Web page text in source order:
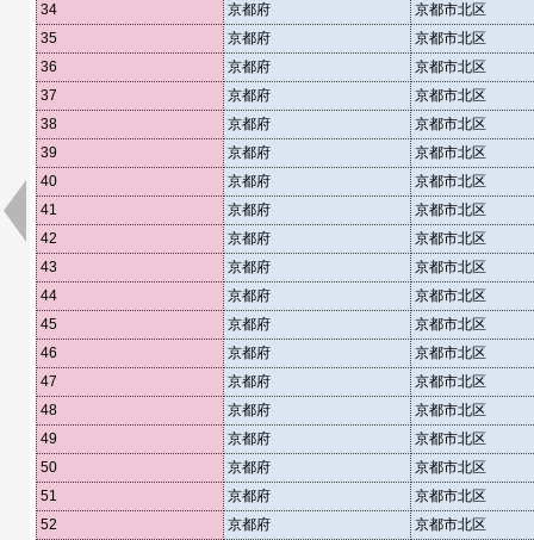
34
京都府
京都市北区
35
京都府
京都市北区
36
京都府
京都市北区
37
京都府
京都市北区
38
京都府
京都市北区
39
京都府
京都市北区
40
京都府
京都市北区
41
京都府
京都市北区
42
京都府
京都市北区
43
京都府
京都市北区
44
京都府
京都市北区
45
京都府
京都市北区
46
京都府
京都市北区
47
京都府
京都市北区
48
京都府
京都市北区
49
京都府
京都市北区
50
京都府
京都市北区
51
京都府
京都市北区
52
京都府
京都市北区